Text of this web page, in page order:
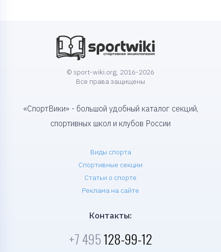
© sport-wiki.org, 2016-2026
Все права защищены
«СпортВики» - большой удобный каталог секций,
спортивных школ и клубов России
Виды спорта
Спортивные секции
Статьи о спорте
Реклама на сайте
Контакты:
+7 495128-99-12